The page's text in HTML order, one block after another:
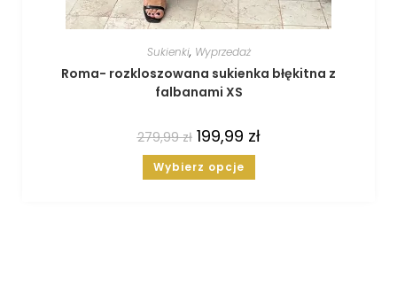
Sukienki, Wyprzedaż
Roma- rozkloszowana sukienka błękitna z
falbanami XS
279,99zł 199,99 zł
Wybierz opcje